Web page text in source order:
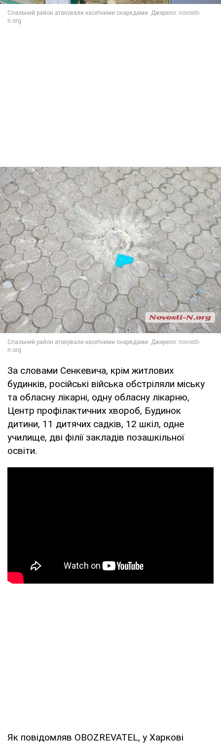
За словами Сенкевича, крім житлових
будинків, російські війська обстріляли міську
та обласну лікарні, одну обласну лікарню,
Центр профілактичних хвороб, Будинок
дитини, 11 дитячих садків, 12 шкіл, одне
училище, дві філії закладів позашкільної
освіти.
Як повідомляв OBOZREVATEL, у Харкові